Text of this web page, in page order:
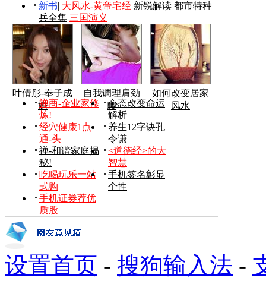
新书| 大风水-黄帝宅经 新锐解读 都市特种
兵全集 三国演义
叶倩彤-奉子成
婚
自我调理肩劲
腰
如何改变居家
风水
禅商-企业家修
炼!
心态改变命运
解析
经穴健康1点
通-头
养生12字诀孔
令谦
禅-和谐家庭揭
秘!
<道德经>的大
智慧
吃喝玩乐一站
式购
手机签名彰显
个性
手机证券荐优
质股
设置首页 - 搜狗输入法 -